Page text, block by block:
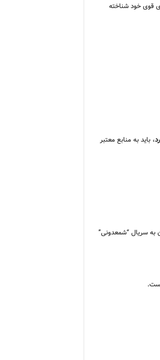
قوی خود شناخته
، باید به منابع معتبر
به سریال “شمعدونی”